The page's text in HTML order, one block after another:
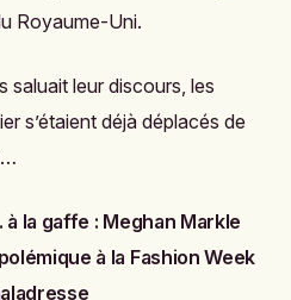
Royaume-Uni.
saluait leur discours, les
s’étaient déjà déplacés de
la gaffe : Meghan Markle
à la Fashion Week